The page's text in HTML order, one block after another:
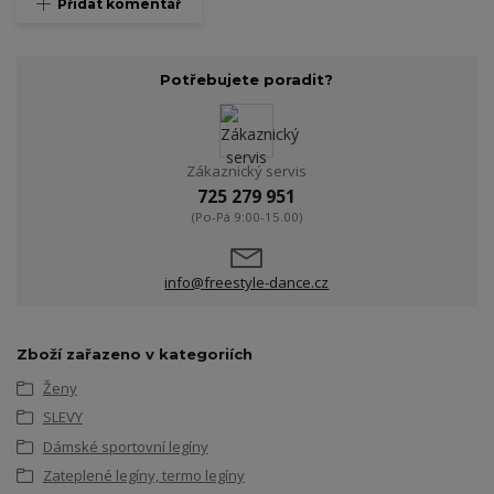
Přidat komentář
Potřebujete poradit?
Zákaznický servis
725 279 951
(Po-Pá 9:00-15.00)
info@freestyle-dance.cz
Zboží zařazeno v kategoriích
Ženy
SLEVY
Dámské sportovní legíny
Zateplené legíny, termo legíny